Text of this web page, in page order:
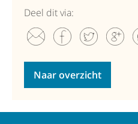
Deel dit via:
Naar overzicht